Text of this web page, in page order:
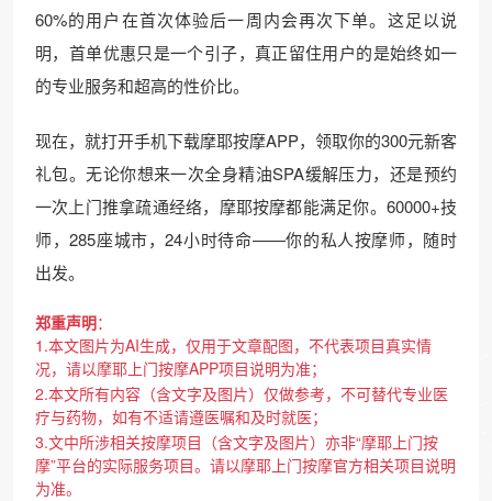
60%的用户在首次体验后一周内会再次下单。这足以说
明，首单优惠只是一个引子，真正留住用户的是始终如一
的专业服务和超高的性价比。
现在，就打开手机下载摩耶按摩APP，领取你的300元新客
礼包。无论你想来一次全身精油SPA缓解压力，还是预约
一次上门推拿疏通经络，摩耶按摩都能满足你。60000+技
师，285座城市，24小时待命——你的私人按摩师，随时
出发。
郑重声明：
1.本文图片为AI生成，仅用于文章配图，不代表项目真实情
况，请以摩耶上门按摩APP项目说明为准；
2.本文所有内容（含文字及图片）仅做参考，不可替代专业医
疗与药物，如有不适请遵医嘱和及时就医；
3.文中所涉相关按摩项目（含文字及图片）亦非“摩耶上门按
摩”平台的实际服务项目。请以摩耶上门按摩官方相关项目说明
为准。